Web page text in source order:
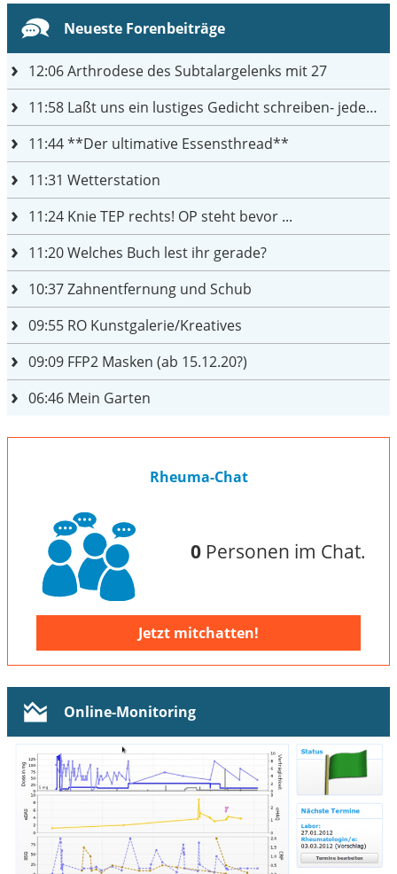
Neueste Forenbeiträge
12:06Arthrodese des Subtalargelenks mit 27
11:58 Laßt uns ein lustiges Gedicht schreiben- jeder einen Satz
11:44**Der ultimative Essensthread**
11:31 Wetterstation
11:24 Knie TEP rechts! OP steht bevor ...
11:20Welches Buch lest ihr gerade?
10:37Zahnentfernung und Schub
09:55 RO Kunstgalerie/Kreatives
09:09 FFP2 Masken (ab 15.12.20?)
06:46 Mein Garten
Rheuma-Chat
0Personen im Chat.
Jetzt mitchatten!
Online-Monitoring